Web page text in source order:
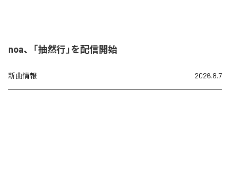
noa、「抽然行」を配信開始
新曲情報 2026.8.7